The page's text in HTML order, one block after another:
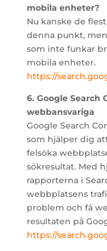
mobila enheter?
Nu kanske de
denna punkt,
som inte funkar
mobila enheter.
https://
6. Google Search
webbansvariga
Google Search
som hjälper dig
felsöka
sökresultat. Med
rapporterna i
webbplatsens
problem och få
resultaten på
https://